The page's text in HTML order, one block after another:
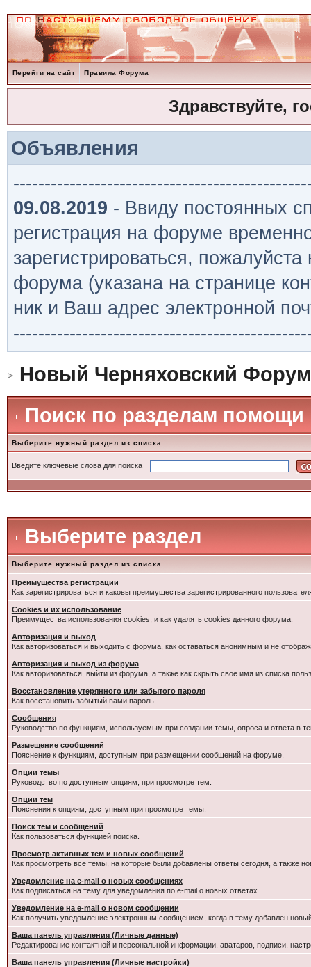
Перейти на сайт Правила Форума
Здравствуйте,
Объявления
09.08.2019 - Ввиду постоянных
регистрация на форуме
зарегистрироваться,
форума (указана на странице
ник и Ваш адрес электронной
Новый Черняховский Форум
Поиск по разделам помощи
Выберите нужный раздел из списка
Введите ключевые слова для поиска
Выберите раздел
Выберите нужный раздел из списка
Преимущества регистрации
Как зарегистрироваться и каковы преимущества зарегистрированного
Cookies и их использование
Преимущества использования cookies, и как удалять cookies данного форума.
Авторизация и выход
Как авторизоваться и выходить с форума, как оставаться анонимным и не
Авторизация и выход из форума
Как авторизоваться, выйти из форума, а также как скрыть свое имя из списка
Восстановление утерянного или забытого пароля
Как восстановить забытый вами пароль.
Сообщения
Руководство по функциям, используемым при создании темы, опроса и ответа в
Размещение сообщений
Пояснение к функциям, доступным при размещении сообщений на форуме.
Опции темы
Руководство по доступным опциям, при просмотре тем.
Опции тем
Пояснения к опциям, доступным при просмотре темы.
Поиск тем и сообщений
Как пользоваться функцией поиска.
Просмотр активных тем и новых сообщений
Как просмотреть все темы, на которые были добавлены ответы сегодня, а также
Уведомление на e-mail о новых сообщениях
Как подписаться на тему для уведомления по e-mail о новых ответах.
Уведомление на е-mail о новом сообщении
Как получить уведомление электронным сообщением, когда в тему добавлен
Ваша панель управления (Личные данные)
Редактирование контактной и персональной информации, аватаров, подписи,
Ваша панель управления (Личные настройки)